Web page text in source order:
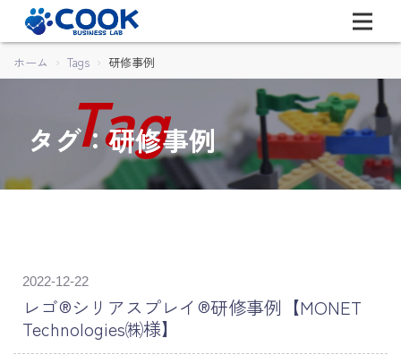
ホーム Tags 研修事例
タグ：研修事例
2022-12-22
レゴ®シリアスプレイ®研修事例【MONET
Technologies㈱様】